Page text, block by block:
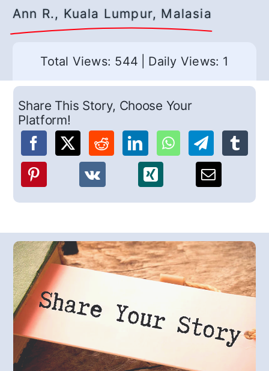
Ann R., Kuala Lumpur, Malasia
Total Views: 544 Daily Views: 1
Share This Story, Choose Your
Platform!